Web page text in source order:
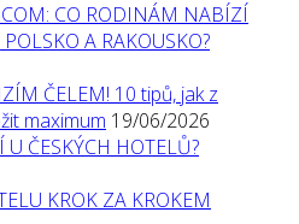
CO RODINÁM NABÍZÍ
A RAKOUSKO?
ČELEM! 10 tipů, jak z
maximum 19/06/2026
ČESKÝCH HOTELŮ?
KROK ZA KROKEM